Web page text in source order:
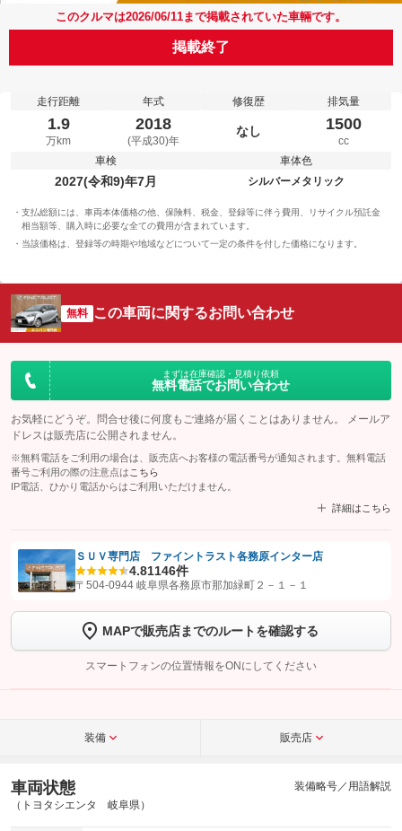
このクルマは2026/06/11まで掲載されていた車輛です。
掲載終了
走行距離
1.9
万km
年式
2018
(平成30)年
修復歴
なし
排気量
1500
cc
車検
2027(令和9)年7月
車体色
シルバーメタリック
支払総額には、車両本体価格の他、保険料、税金、登録等に伴う費用、リサイクル預託金
相当額等、購入時に必要な全ての費用が含まれています。
当該価格は、登録等の時期や地域などについて一定の条件を付した価格になります。
無料 この車両に関するお問い合わせ
まずは在庫確認・見積り依頼
無料電話でお問い合わせ
お気軽にどうぞ。問合せ後に何度もご連絡が届くことはありません。 メールア
ドレスは販売店に公開されません。
※無料電話をご利用の場合は、販売店へお客様の電話番号が通知されます。無料電話
番号ご利用の際の注意点は こちら
IP電話、ひかり電話からはご利用いただけません。
詳細はこちら
【STEP1】認証画面でグーネットを友だち追加してから「許可する」ボタンを押
トーク画面で
ボタンをタップして問い合わせを
完了してください。
こちら
ＳＵＶ専門店 ファイントラスト各務原インター店
4.81146件
〒504-0944 岐阜県各務原市那加緑町２－１－１
MAPで販売店までのルートを確認する
スマートフォンの位置情報をONにしてください
装備 販売店
車両状態
（トヨタシエンタ 岐阜県）
装備略号／用語解説